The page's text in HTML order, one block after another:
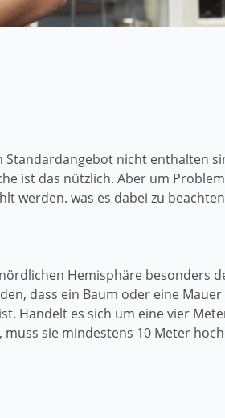
Standardangebot nicht enthalten
ist das nützlich. Aber um
werden. was es dabei zu
Hemisphäre besonders
dass ein Baum oder eine
Handelt es sich um eine vier
sie mindestens 10 Meter